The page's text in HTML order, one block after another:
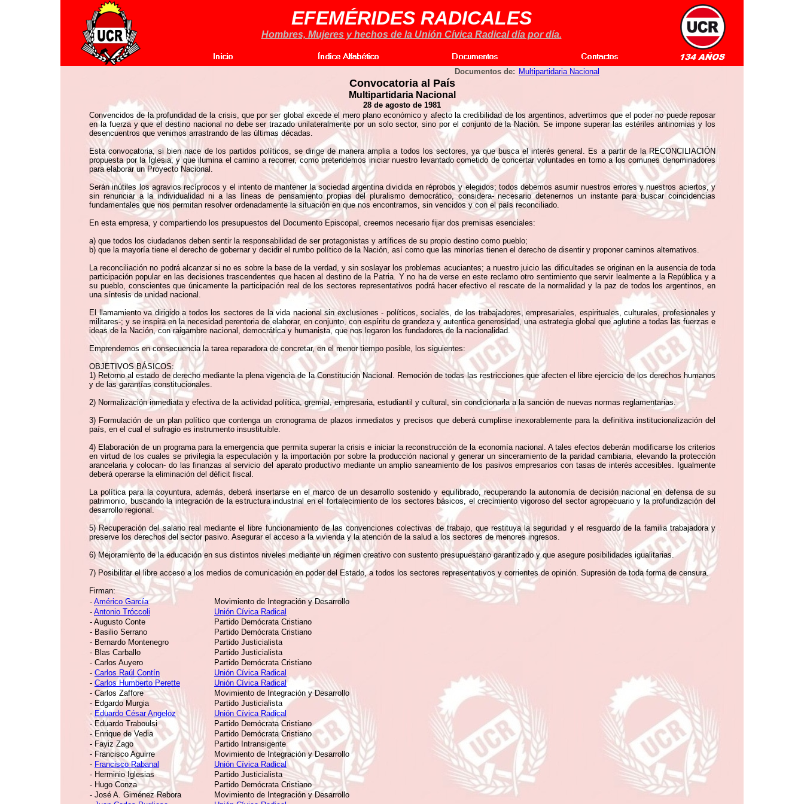
EFEMÉRIDES RADICALES
Hombres, Mujeres y hechos de la Unión Cívica Radical día por día.
Documentos de: Multipartidaria Nacional
Convocatoria al País
Multipartidaria Nacional
28 de agosto de 1981
Convencidos de la profundidad de la crisis, que por ser global excede el mero plano económico y afecto la credibilidad de los argentinos, advertimos que el poder no puede reposar
en la fuerza y que el destino nacional no debe ser trazado unilateralmente por un solo sector, sino por el conjunto de la Nación. Se impone superar las estériles antinomias y los
desencuentros que venimos arrastrando de las últimas décadas.
Esta convocatoria, si bien nace de los partidos políticos, se dirige de manera amplia a todos los sectores, ya que busca el interés general. Es a partir de la RECONCILIACIÓN
propuesta por la Iglesia, y que ilumina el camino a recorrer, como pretendemos iniciar nuestro levantado cometido de concertar voluntades en torno a los comunes denominadores
para elaborar un Proyecto Nacional.
Serán inútiles los agravios recíprocos y el intento de mantener la sociedad argentina dividida en réprobos y elegidos; todos debemos asumir nuestros errores y nuestros aciertos, y
sin renunciar a la individualidad ni a las líneas de pensamiento propias del pluralismo democrático, considera- necesario detenernos un instante para buscar coincidencias
fundamentales que nos permitan resolver ordenadamente la situación en que nos encontramos, sin vencidos y con el país reconciliado.
En esta empresa, y compartiendo los presupuestos del Documento Episcopal, creemos necesario fijar dos premisas esenciales:
a) que todos los ciudadanos deben sentir la responsabilidad de ser protagonistas y artífices de su propio destino como pueblo;
b) que la mayoría tiene el derecho de gobernar y decidir el rumbo político de la Nación, así como que las minorías tienen el derecho de disentir y proponer caminos alternativos.
La reconciliación no podrá alcanzar si no es sobre la base de la verdad, y sin soslayar los problemas acuciantes; a nuestro juicio las dificultades se originan en la ausencia de toda
participación popular en las decisiones trascendentes que hacen al destino de la Patria. Y no ha de verse en este reclamo otro sentimiento que servir lealmente a la República y a
su pueblo, conscientes que únicamente la participación real de los sectores representativos podrá hacer efectivo el rescate de la normalidad y la paz de todos los argentinos, en
una síntesis de unidad nacional.
El llamamiento va dirigido a todos los sectores de la vida nacional sin exclusiones - políticos, sociales, de los trabajadores, empresariales, espirituales, culturales, profesionales y
militares-; y se inspira en la necesidad perentoria de elaborar, en conjunto, con espíritu de grandeza y autentica generosidad, una estrategia global que aglutine a todas las fuerzas e
ideas de la Nación, con raigambre nacional, democrática y humanista, que nos legaron los fundadores de la nacionalidad.
Emprendemos en consecuencia la tarea reparadora de concretar, en el menor tiempo posible, los siguientes:
OBJETIVOS BÁSICOS:
1) Retorno al estado de derecho mediante la plena vigencia de la Constitución Nacional. Remoción de todas las restricciones que afecten el libre ejercicio de los derechos humanos
y de las garantías constitucionales.
2) Normalización inmediata y efectiva de la actividad política, gremial, empresaria, estudiantil y cultural, sin condicionarla a la sanción de nuevas normas reglamentarias.
3) Formulación de un plan político que contenga un cronograma de plazos inmediatos y precisos que deberá cumplirse inexorablemente para la definitiva institucionalización del
país, en el cual el sufragio es instrumento insustituible.
4) Elaboración de un programa para la emergencia que permita superar la crisis e iniciar la reconstrucción de la economía nacional. A tales efectos deberán modificarse los criterios
en virtud de los cuales se privilegia la especulación y la importación por sobre la producción nacional y generar un sinceramiento de la paridad cambiaria, elevando la protección
arancelaria y colocan- do las finanzas al servicio del aparato productivo mediante un amplio saneamiento de los pasivos empresarios con tasas de interés accesibles. Igualmente
deberá operarse la eliminación del déficit fiscal.
La política para la coyuntura, además, deberá insertarse en el marco de un desarrollo sostenido y equilibrado, recuperando la autonomía de decisión nacional en defensa de su
patrimonio, buscando la integración de la estructura industrial en el fortalecimiento de los sectores básicos, el crecimiento vigoroso del sector agropecuario y la profundización del
desarrollo regional.
5) Recuperación del salario real mediante el libre funcionamiento de las convenciones colectivas de trabajo, que restituya la seguridad y el resguardo de la familia trabajadora y
preserve los derechos del sector pasivo. Asegurar el acceso a la vivienda y la atención de la salud a los sectores de menores ingresos.
6) Mejoramiento de la educación en sus distintos niveles mediante un régimen creativo con sustento presupuestario garantizado y que asegure posibilidades igualitarias.
7) Posibilitar el libre acceso a los medios de comunicación en poder del Estado, a todos los sectores representativos y corrientes de opinión. Supresión de toda forma de censura.
Firman:
- Américo García
Movimiento de Integración y Desarrollo
- Antonio Tróccoli
Unión Cívica Radical
- Augusto Conte
Partido Demócrata Cristiano
- Basilio Serrano
Partido Demócrata Cristiano
- Bernardo Montenegro
Partido Justicialista
- Blas Carballo
Partido Justicialista
- Carlos Auyero
Partido Demócrata Cristiano
- Carlos Raúl Contín
Unión Cívica Radical
- Carlos Humberto Perette
Unión Cívica Radical
- Carlos Zaffore
Movimiento de Integración y Desarrollo
- Edgardo Murgia
Partido Justicialista
- Eduardo César Angeloz
Unión Cívica Radical
- Eduardo Traboulsi
Partido Demócrata Cristiano
- Enrique de Vedia
Partido Demócrata Cristiano
- Fayiz Zago
Partido Intransigente
- Francisco Aguirre
Movimiento de Integración y Desarrollo
- Francisco Rabanal
Unión Cívica Radical
- Herminio Iglesias
Partido Justicialista
- Hugo Conza
Partido Demócrata Cristiano
- José A. Giménez Rebora
Movimiento de Integración y Desarrollo